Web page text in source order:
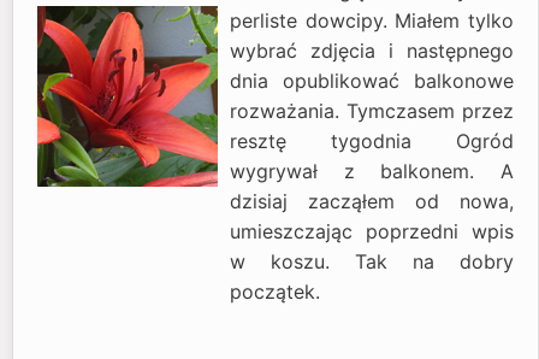
perliste dowcipy. Miałem tylko
wybrać zdjęcia i następnego
dnia opublikować balkonowe
rozważania. Tymczasem przez
resztę tygodnia Ogród
wygrywał z balkonem. A
dzisiaj zacząłem od nowa,
umieszczając poprzedni wpis
w koszu. Tak na dobry
początek.